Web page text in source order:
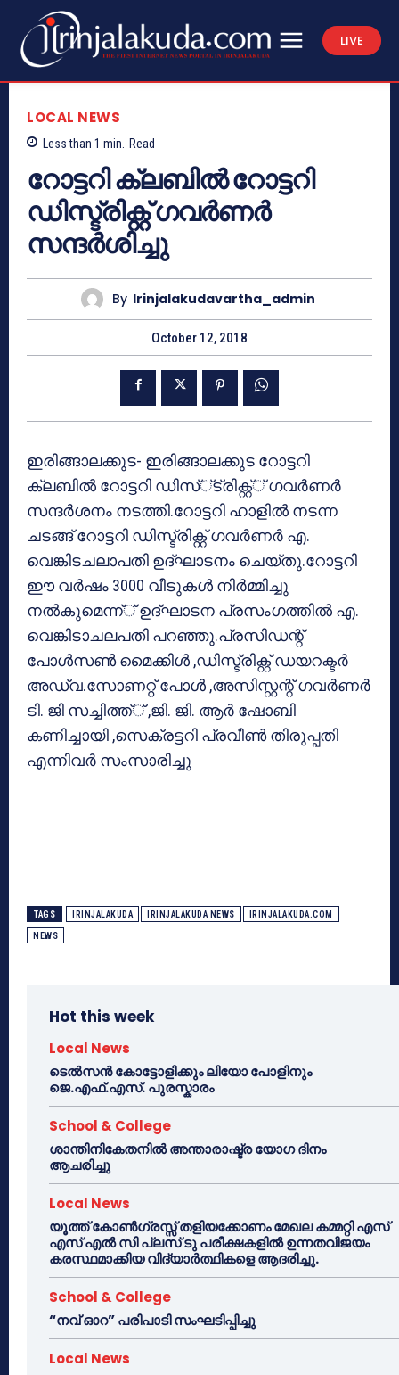
LIVE
LOCAL NEWS
Less than 1 min. Read
റോട്ടറി ക്ലബില്‍ റോട്ടറി
ഡിസ്ട്രിക്റ്റ് ഗവര്‍ണര്‍
സന്ദര്‍ശിച്ചു
By Irinjalakudavartha_admin
October 12, 2018
ഇരിങ്ങാലക്കുട- ഇരിങ്ങാലക്കുട റോട്ടറി
ക്ലബില്‍ റോട്ടറി ഡിസ്്ട്രിക്റ്റ്് ഗവര്‍ണര്‍
സന്ദര്‍ശനം നടത്തി.റോട്ടറി ഹാളില്‍ നടന്ന
ചടങ്ങ് റോട്ടറി ഡിസ്ട്രിക്റ്റ് ഗവര്‍ണര്‍ എ.
വെങ്കിടചലാപതി ഉദ്ഘാടനം ചെയ്തു.റോട്ടറി
ഈ വര്‍ഷം 3000 വീടുകള്‍ നിര്‍മ്മിച്ചു
നല്‍കുമെന്ന്് ഉദ്ഘാടന പ്രസംഗത്തില്‍ എ.
വെങ്കിടാചലപതി പറഞ്ഞു.പ്രസിഡന്റ്
പോള്‍സണ്‍ മൈക്കിള്‍ ,ഡിസ്ട്രിക്റ്റ് ഡയറക്ടര്‍
അഡ്വ.സോണറ്റ് പോള്‍ ,അസിസ്റ്റന്റ് ഗവര്‍ണര്‍
ടി. ജി സച്ചിത്ത്് ,ജി. ജി. ആര്‍ ഷോബി
കണിച്ചായി ,സെക്രട്ടറി പ്രവീണ്‍ തിരുപ്പതി
എന്നിവര്‍ സംസാരിച്ചു
TAGS IRINJALAKUDA IRINJALAKUDA NEWS IRINJALAKUDA.COM
NEWS
Hot this week
Local News
ടെൽസൻ കോട്ടോളിക്കും ലിയോ പോളിനും
ജെ.എഫ്.എസ്. പുരസ്കാരം
School & College
ശാന്തിനികേതനിൽ അന്താരാഷ്ട്ര യോഗ ദിനം
ആചരിച്ചു
Local News
യൂത്ത് കോൺഗ്രസ്സ് തളിയക്കോണം മേഖല കമ്മറ്റി എസ്
എസ് എൽ സി പ്ലസ് ടു പരീക്ഷകളിൽ ഉന്നതവിജയം
കരസ്ഥമാക്കിയ വിദ്യാർത്ഥികളെ ആദരിച്ചു.
School & College
“നവ് ഓറ” പരിപാടി സംഘടിപ്പിച്ചു
Local News